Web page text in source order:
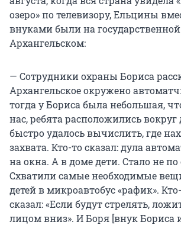
озеро» по телевизору, Ельцины
внуками были на
Архангельском:
— Сотрудники охраны Бориса
Архангельское окружено
тогда у Бориса была небольшая,
нас, ребята расположились
быстро удалось вычислить, где
захвата. Кто-то сказал: дула
на окна. А в доме дети. Стало не по
Схватили самые необходимые
детей в микроавтобус «рафик».
сказал: «Если будут стрелять,
лицом вниз». И Боря [внук Бориса